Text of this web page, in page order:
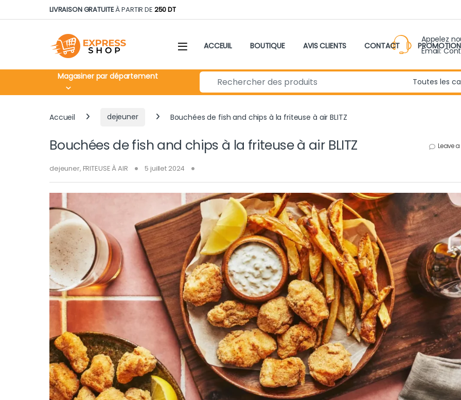
Skip to navigation
Skip to contentLIVRAISON GRATUITEÀ PARTIR DE 250 DT
ACCEUIL BOUTIQUE AVIS CLIENTS CONTACT
Appelez
Email:
Magasiner par département Search for:
Accueil dejeuner Bouchées de fish and chips à la friteuse à air BLITZ
Bouchées de fish and chips à la friteuse à air BLITZ Leave
dejeuner, FRITEUSE À AIR 5 juillet 2024